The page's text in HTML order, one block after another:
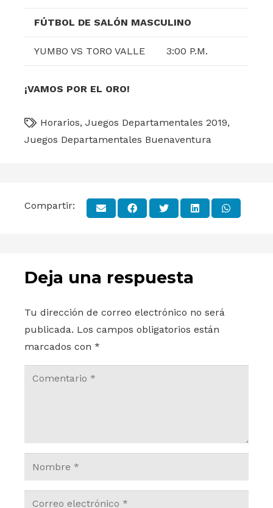
FÚTBOL DE SALÓN MASCULINO
YUMBO VS TORO VALLE 3:00 P.M.
¡VAMOS POR EL ORO!
Horarios,Juegos Departamentales 2019,
Juegos Departamentales Buenaventura
Compartir:
Deja una respuesta
Tu dirección de correo electrónico no será
publicada. Los campos obligatorios están
marcados con *